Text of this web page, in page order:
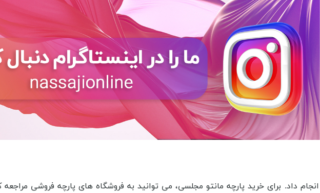
انجام داد. برای خرید پارچه مانتو مجلسی، می توانید به فروشگاه های پارچه فروشی